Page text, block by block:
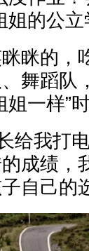
姐的公
眯的，
舞蹈队
一样”
给我打
成绩，
自己的